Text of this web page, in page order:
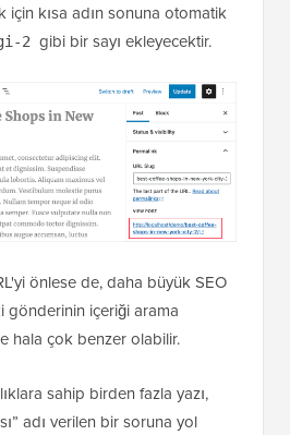
için kısa adın sonuna otomatik
2 gibi bir sayı ekleyecektir.
önlese de, daha büyük SEO
gönderinin içeriği arama
hala çok benzer olabilir.
sahip birden fazla yazı,
adı verilen bir soruna yol